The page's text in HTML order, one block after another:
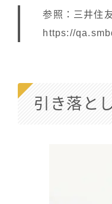
参照：三井住
https://
引き落と